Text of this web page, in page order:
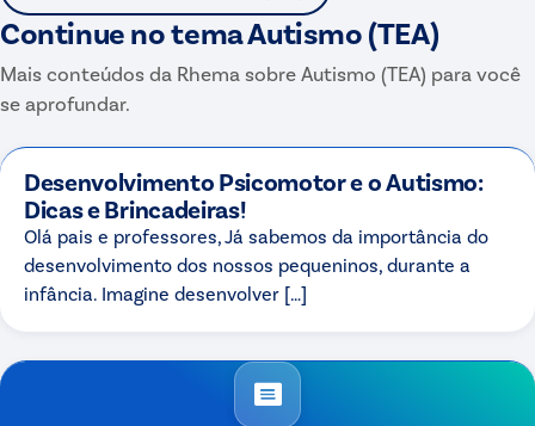
Continue no temaAutismo (TEA)
Mais conteúdos da Rhema sobre Autismo (TEA) para você
se aprofundar.
Desenvolvimento Psicomotor e o Autismo:
Dicas e Brincadeiras!
Olá pais e professores, Já sabemos da importância do
desenvolvimento dos nossos pequeninos, durante a
infância. Imagine desenvolver […]